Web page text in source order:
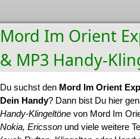
Mord Im Orient
& MP3 Handy-
Du suchst den Mord Im Orient
Dein Handy? Dann bist Du hier
Handy-Klingeltöne von Mord Im
Nokia, Ericsson und viele weitere